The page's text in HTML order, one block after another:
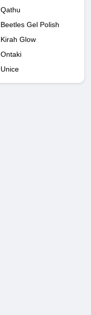
Qathu
Beetles Gel Polish
Kirah Glow
Ontaki
Unice